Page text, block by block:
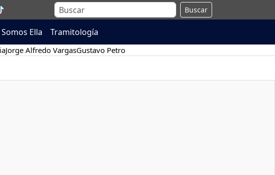
Buscar
Ella Tramitología
Jorge Alfredo VargasGustavo Petro